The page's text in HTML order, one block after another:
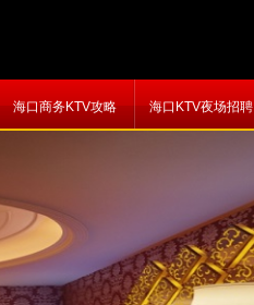
海口商务KTV攻略 海口KTV夜场招聘